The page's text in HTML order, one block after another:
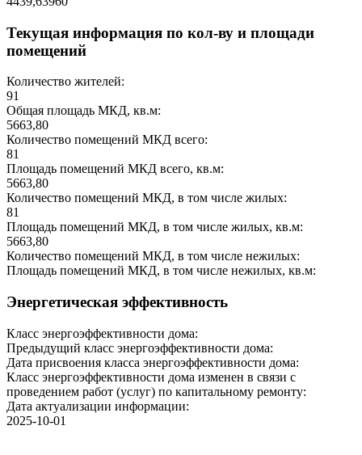
Текущая информация по кол-ву и площади
помещений
Количество жителей:
91
Общая площадь МКД, кв.м:
5663,80
Количество помещений МКД всего:
81
Площадь помещений МКД всего, кв.м:
5663,80
Количество помещений МКД, в том числе жилых:
81
Площадь помещений МКД, в том числе жилых, кв.м:
5663,80
Количество помещений МКД, в том числе нежилых:
Площадь помещений МКД, в том числе нежилых, кв.м:
Энергетическая эффективность
Класс энергоэффективности дома:
Предыдущий класс энергоэффективности дома:
Дата присвоения класса энергоэффективности дома:
Класс энергоэффективности дома изменен в связи с
проведением работ (услуг) по капитальному ремонту:
Дата актуализации информации:
2025-10-01